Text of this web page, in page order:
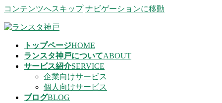
コンテンツへスキップ ナビゲーションに移動
トップページHOME
ランスタ神戸についてABOUT
サービス紹介SERVICE
企業向けサービス
個人向けサービス
ブログBLOG